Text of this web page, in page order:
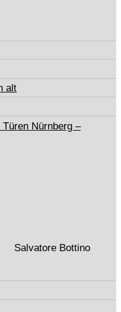
alt
Nürnberg –
Salvatore Bottino